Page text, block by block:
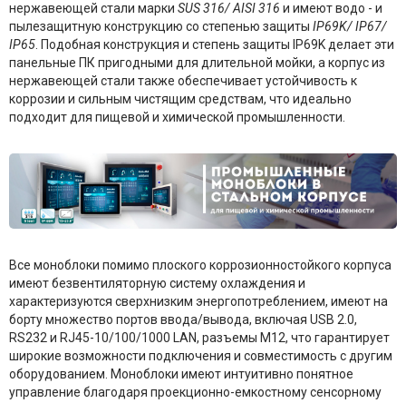
нержавеющей стали марки SUS 316/ AISI 316 и имеют водо - и
пылезащитную конструкцию со степенью защиты IP69K/ IP67/
IP65 . Подобная конструкция и степень защиты IP69K делает эти
панельные ПК пригодными для длительной мойки, а корпус из
нержавеющей стали также обеспечивает устойчивость к
коррозии и сильным чистящим средствам, что идеально
подходит для пищевой и химической промышленности.
Все моноблоки помимо плоского коррозионностойкого корпуса
имеют безвентиляторную систему охлаждения и
характеризуются сверхнизким энергопотреблением, имеют на
борту множество портов ввода/вывода, включая USB 2.0,
RS232 и RJ45-10/100/1000 LAN, разъемы M12, что гарантирует
широкие возможности подключения и совместимость с другим
оборудованием. Моноблоки имеют интуитивно понятное
управление благодаря проекционно-емкостному сенсорному